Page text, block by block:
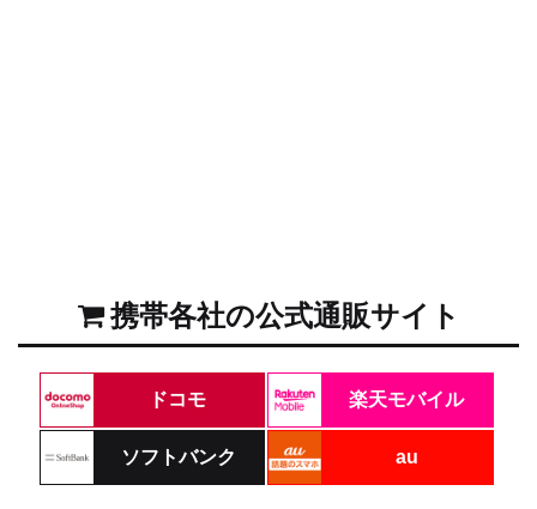
携帯各社の公式通販サイト
ドコモ 楽天モバイル
ソフトバンク au